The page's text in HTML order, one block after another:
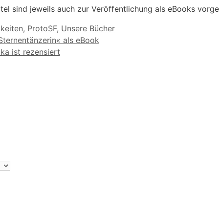
sind jeweils auch zur Veröffentlichung als eBooks
, ProtoSF, Unsere Bücher
als eBook
ist rezensiert